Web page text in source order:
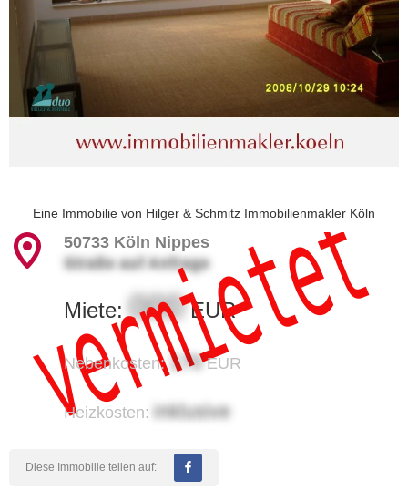
Eine Immobilie von Hilger & Schmitz Immobilienmakler Köln
vermietet
50733 Köln Nippes
Straße auf Anfrage
Miete:000EUR
Nebenkosten:170EUR
Heizkosten: inklusive
Diese Immobilie teilen auf: